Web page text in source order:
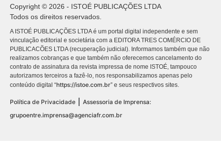
Copyright © 2026 - ISTOÉ PUBLICAÇÕES LTDA
Todos os direitos reservados.
A ISTOÉ PUBLICAÇÕES LTDA é um portal digital independente e sem
vinculação editorial e societária com a EDITORA TRES COMÉRCIO DE
PUBLICACÕES LTDA (recuperação judicial). Informamos também que não
realizamos cobranças e que também não oferecemos cancelamento do
contrato de assinatura da revista impressa de nome ISTOÉ, tampouco
autorizamos terceiros a fazê-lo, nos responsabilizamos apenas pelo
conteúdo digital “https://istoe.com.br” e seus respectivos sites.
Política de Privacidade
Assessoria de Imprensa:
grupoentre.imprensa@agenciafr.com.br